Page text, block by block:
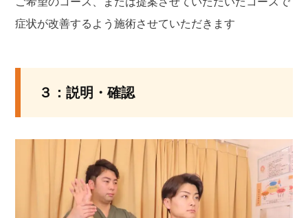
症状が改善するよう施術させていただきます
３：説明・確認